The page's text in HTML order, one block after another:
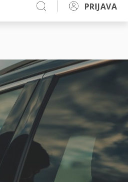
PRIJAVA